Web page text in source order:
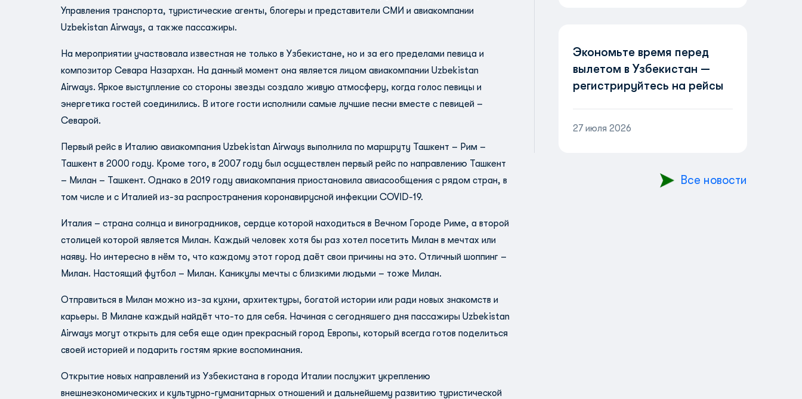
Управления транспорта, туристические агенты, блогеры и представители СМИ и авиакомпании
Uzbekistan Airways, а также пассажиры.
На мероприятии участвовала известная не только в Узбекистане, но и за его пределами певица и
композитор Севара Назархан. На данный момент она является лицом авиакомпании Uzbekistan
Airways. Яркое выступление со стороны звезды создало живую атмосферу, когда голос певицы и
энергетика гостей соединились. В итоге гости исполнили самые лучшие песни вместе с певицей –
Севарой.
Первый рейс в Италию авиакомпания Uzbekistan Airways выполнила по маршруту Ташкент – Рим –
Ташкент в 2000 году. Кроме того, в 2007 году был осуществлен первый рейс по направлению Ташкент
– Милан – Ташкент. Однако в 2019 году авиакомпания приостановила авиасообщения с рядом стран, в
том числе и с Италией из-за распространения коронавирусной инфекции COVID-19.
Италия – страна солнца и виноградников, сердце которой находиться в Вечном Городе Риме, а второй
столицей которой является Милан. Каждый человек хотя бы раз хотел посетить Милан в мечтах или
наяву. Но интересно в нём то, что каждому этот город даёт свои причины на это. Отличный шоппинг –
Милан. Настоящий футбол – Милан. Каникулы мечты с близкими людьми – тоже Милан.
Отправиться в Милан можно из-за кухни, архитектуры, богатой истории или ради новых знакомств и
карьеры. В Милане каждый найдёт что-то для себя. Начиная с сегодняшего дня пассажиры Uzbekistan
Airways могут открыть для себя еще один прекрасный город Европы, который всегда готов поделиться
своей историей и подарить гостям яркие воспоминания.
Открытие новых направлений из Узбекистана в города Италии послужит укреплению
внешнеэкономических и культурно-гуманитарных отношений и дальнейшему развитию туристической
Экономьте время перед
вылетом в Узбекистан —
регистрируйтесь на рейсы
27 июля 2026
Все новости